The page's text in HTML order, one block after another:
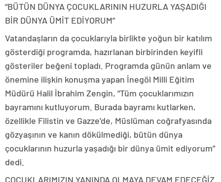
“BÜTÜN DÜNYA ÇOCUKLARININ HUZURLA YAŞADIĞI
BİR DÜNYA ÜMİT EDİYORUM”
Vatandaşların da çocuklarıyla birlikte yoğun bir katılım
gösterdiği programda, hazırlanan birbirinden keyifli
gösteriler beğeni topladı. Programda günün anlam ve
önemine ilişkin konuşma yapan İnegöl Milli Eğitim
Müdürü Halil İbrahim Zengin, “Tüm çocuklarımızın
bayramını kutluyorum. Burada bayramı kutlarken,
özellikle Filistin ve Gazze’de, Müslüman coğrafyasında
gözyaşının ve kanın dökülmediği, bütün dünya
çocuklarının huzurla yaşadığı bir dünya ümit ediyorum”
dedi.
ÇOCUKLARIMIZIN YANINDA OLMAYA DEVAM EDECEĞİZ